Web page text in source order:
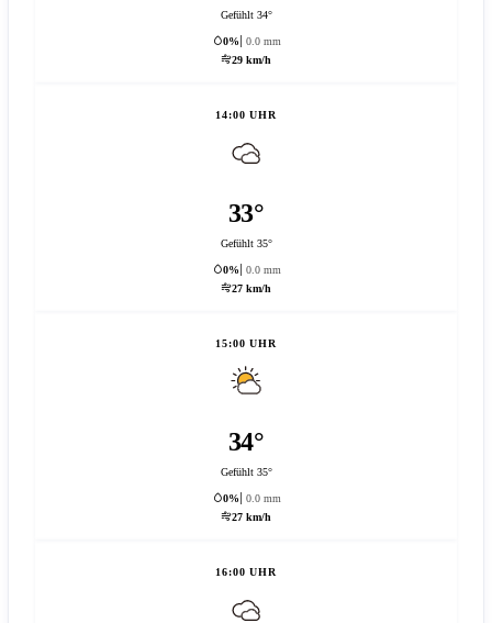
Gefühlt 34°
0%
0.0 mm
29 km/h
14:00 UHR
33°
Gefühlt 35°
0%
0.0 mm
27 km/h
15:00 UHR
34°
Gefühlt 35°
0%
0.0 mm
27 km/h
16:00 UHR